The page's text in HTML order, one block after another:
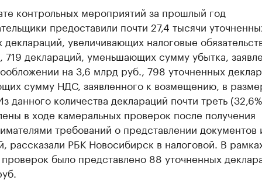
контрольных мероприятий за прошлый год
предоставили почти 27,4 тысячи
деклараций, увеличивающих налоговые
719 деклараций, уменьшающих сумму убытка,
на 3,6 млрд руб., 798 уточненных
сумму НДС, заявленного к возмещению, в
данного количества деклараций почти треть
в ходе камеральных проверок после получения
требований о представлении документов
рассказали РБК Новосибирск в налоговой. В
было представлено 88 уточненных